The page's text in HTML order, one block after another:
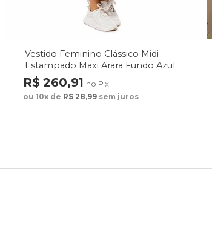
Vestido Feminino Clássico Midi
Estampado Maxi Arara Fundo Azul
R$ 260,91 no Pix
ou 10x de R$ 28,99 sem juros